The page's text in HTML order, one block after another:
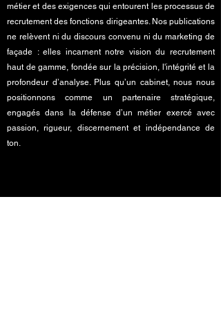
métier et des exigences qui entourent les processus de
recrutement des fonctions dirigeantes. Nos publications
ne relèvent ni du discours convenu ni du marketing de
façade : elles incarnent notre vision du recrutement
haut de gamme, fondée sur la précision, l'intégrité et la
profondeur d’analyse. Plus qu’un cabinet, nous nous
positionnons comme un partenaire stratégique,
engagés dans la défense d’un métier exercé avec
passion, rigueur, discernement et indépendance de
ton.